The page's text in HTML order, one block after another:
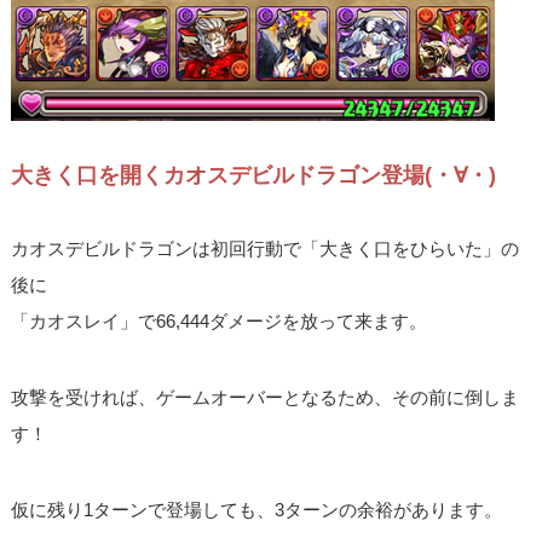
大きく口を開くカオスデビルドラゴン登場(・∀・)
カオスデビルドラゴンは初回行動で「大きく口をひらいた」の
後に
「カオスレイ」で66,444ダメージを放って来ます。
攻撃を受ければ、ゲームオーバーとなるため、その前に倒しま
す！
仮に残り1ターンで登場しても、3ターンの余裕があります。